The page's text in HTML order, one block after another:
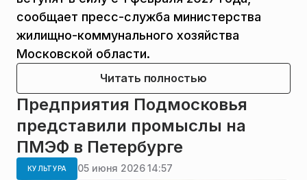
сообщает пресс-служба министерства
жилищно-коммунального хозяйства
Московской области.
Читать полностью
Предприятия Подмосковья
представили промыслы на
ПМЭФ в Петербурге
КУЛЬТУРА 05 июня 2026 14:57